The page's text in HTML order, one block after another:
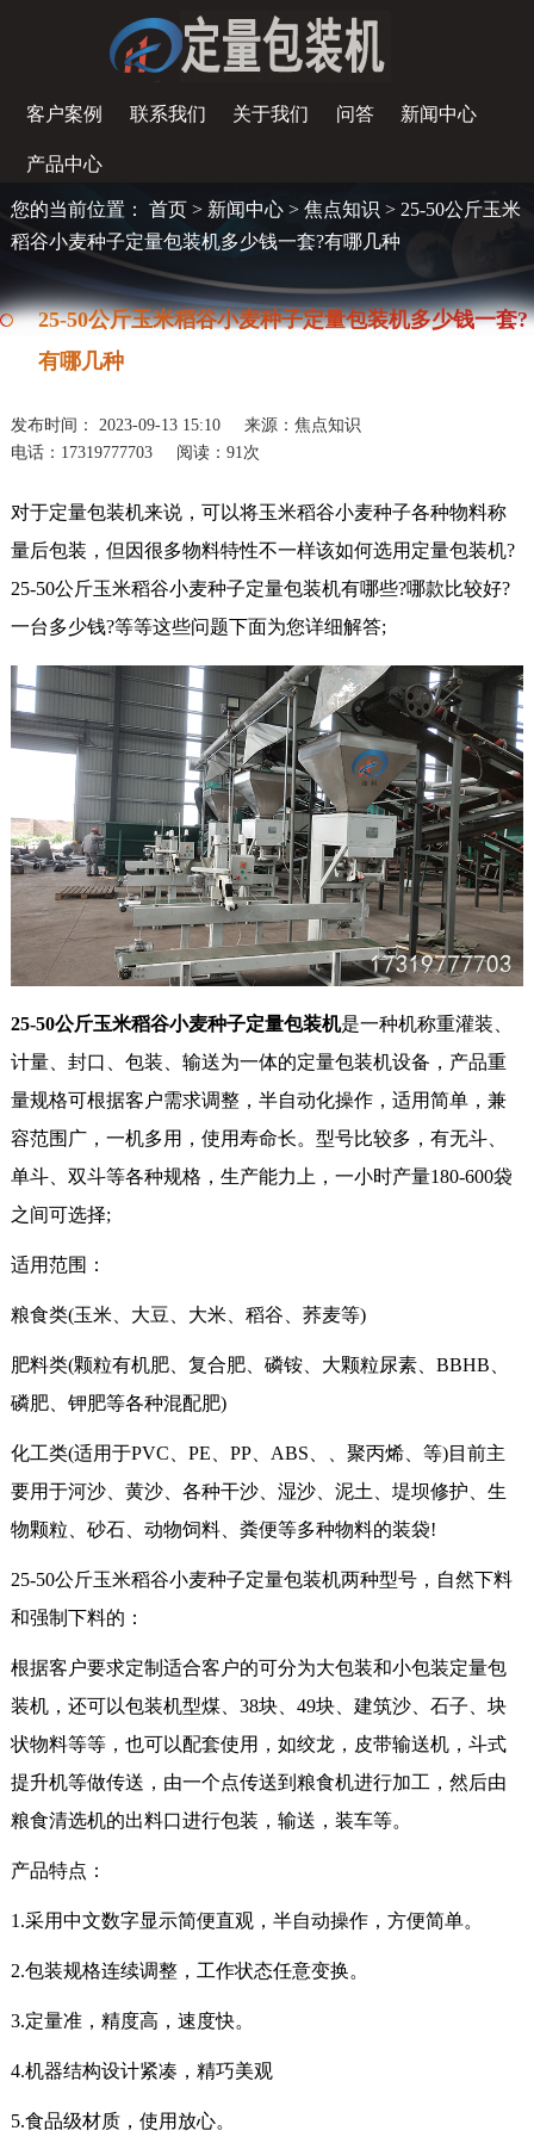
客户案例 联系我们 关于我们 问答 新闻中心
产品中心
您的当前位置： 首页> 新闻中心> 焦点知识 > 25-50公斤玉米
稻谷小麦种子定量包装机多少钱一套?有哪几种
25-50公斤玉米稻谷小麦种子定量包装机多少钱一套?
有哪几种
发布时间： 2023-09-13 15:10
来源：焦点知识
电话：17319777703
阅读： 91次
对于定量包装机来说，可以将玉米稻谷小麦种子各种物料称
量后包装，但因很多物料特性不一样该如何选用定量包装机?
25-50公斤玉米稻谷小麦种子定量包装机有哪些?哪款比较好?
一台多少钱?等等这些问题下面为您详细解答;
25-50公斤玉米稻谷小麦种子定量包装机是一种机称重灌装、
计量、封口、包装、输送为一体的定量包装机设备，产品重
量规格可根据客户需求调整，半自动化操作，适用简单，兼
容范围广，一机多用，使用寿命长。型号比较多，有无斗、
单斗、双斗等各种规格，生产能力上，一小时产量180-600袋
之间可选择;
适用范围：
粮食类(玉米、大豆、大米、稻谷、荞麦等)
肥料类(颗粒有机肥、复合肥、磷铵、大颗粒尿素、BBHB、
磷肥、钾肥等各种混配肥)
化工类(适用于PVC、PE、PP、ABS、、聚丙烯、等)目前主
要用于河沙、黄沙、各种干沙、湿沙、泥土、堤坝修护、生
物颗粒、砂石、动物饲料、粪便等多种物料的装袋!
25-50公斤玉米稻谷小麦种子定量包装机两种型号，自然下料
和强制下料的：
根据客户要求定制适合客户的可分为大包装和小包装定量包
装机，还可以包装机型煤、38块、49块、建筑沙、石子、块
状物料等等，也可以配套使用，如绞龙，皮带输送机，斗式
提升机等做传送，由一个点传送到粮食机进行加工，然后由
粮食清选机的出料口进行包装，输送，装车等。
产品特点：
1.采用中文数字显示简便直观，半自动操作，方便简单。
2.包装规格连续调整，工作状态任意变换。
3.定量准，精度高，速度快。
4.机器结构设计紧凑，精巧美观
5.食品级材质，使用放心。